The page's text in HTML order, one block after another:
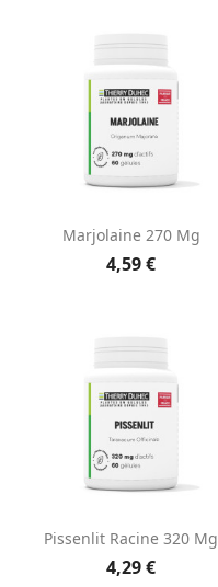
Marjolaine 270 Mg
4,59 €
Pissenlit Racine 320 Mg
4,29 €